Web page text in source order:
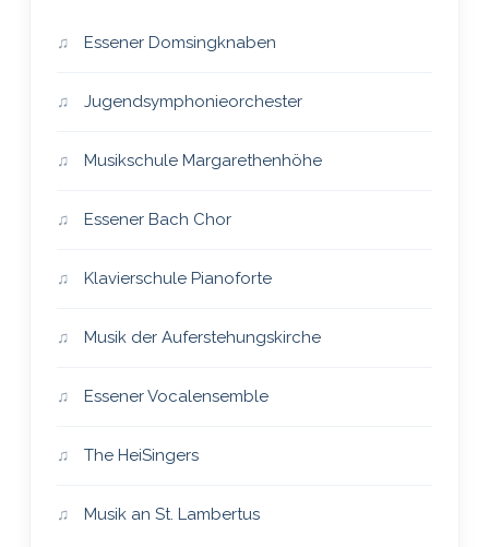
Essener Domsingknaben
Jugendsymphonieorchester
Musikschule Margarethenhöhe
Essener Bach Chor
Klavierschule Pianoforte
Musik der Auferstehungskirche
Essener Vocalensemble
The HeiSingers
Musik an St. Lambertus